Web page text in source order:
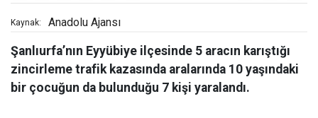
Kaynak: Anadolu Ajansı
Şanlıurfa’nın Eyyübiye ilçesinde 5 aracın karıştığı
zincirleme trafik kazasında aralarında 10 yaşındaki
bir çocuğun da bulunduğu 7 kişi yaralandı.